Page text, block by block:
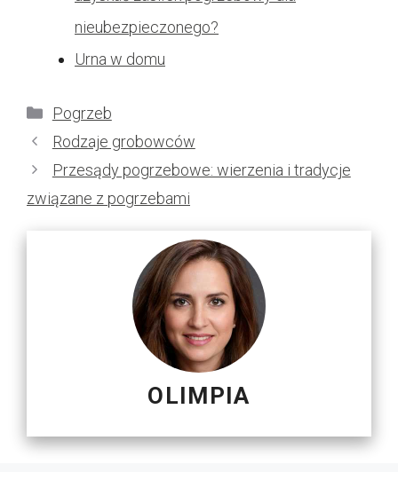
nieubezpieczonego?
Urna w domu
Kategorie
Pogrzeb
Rodzaje grobowców
Przesądy pogrzebowe: wierzenia i tradycje
związane z pogrzebami
OLIMPIA